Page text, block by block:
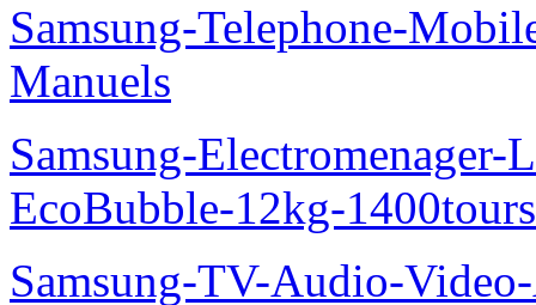
Samsung-Telephone-
Manuels
Samsung-
EcoBubble-12kg-
Samsung-TV-Audio-